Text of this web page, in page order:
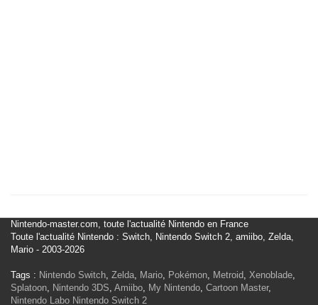
Nintendo-master.com, toute l'actualité Nintendo en France
Toute l'actualité Nintendo : Switch, Nintendo Switch 2, amiibo, Zelda,
Mario - 2003-2026
Tags : Nintendo Switch, Zelda, Mario, Pokémon, Metroid, Xenoblade,
Splatoon, Nintendo 3DS, Amiibo, My Nintendo, Cartoon Master,
Nintendo Labo Nintendo Switch 2